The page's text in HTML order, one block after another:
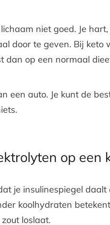
niet goed. Je
door te geven. Bij keto
dan op een normaal
een auto. Je kunt de
op een
je insulinespiegel
koolhydraten
loslaat.